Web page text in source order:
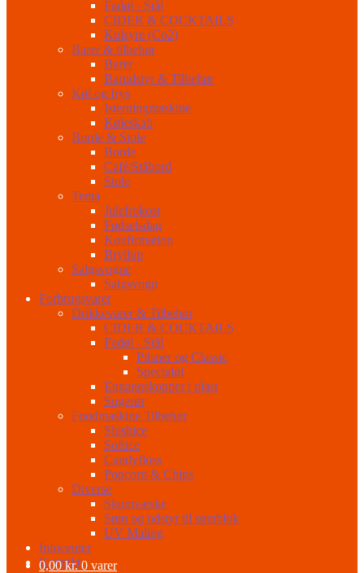
Fadøl - Stål
CIDER & COCKTAILS
Kulsyre (Co2)
Barer & tilbehør
Barer
Barudstyr & Tilbehør
Køl og frys
Isterningmaskine
Køleskab
Borde & Stole
Borde
Café/Ståbord
Stole
Tema
Julefrokost
Fødselsdag
Konfirmation
Bryllup
Salgsvogne
Salgsvogn
Forbrugsvarer
Drikkevarer & Tilbehør
CIDER & COCKTAILS
Fadøl - Stål
Pilsner og Classic
Specialøl
Engangskopper i plast
Sugerør
Foodmaskine Tilbehør
Slushice
Softice
Candyfloss
Popcorn & Chips
Diverse
Skumvæske
Søm og udstyr til sømblok
UV Maling
Infocenter
Kontakt
0,00kr. 0 varer